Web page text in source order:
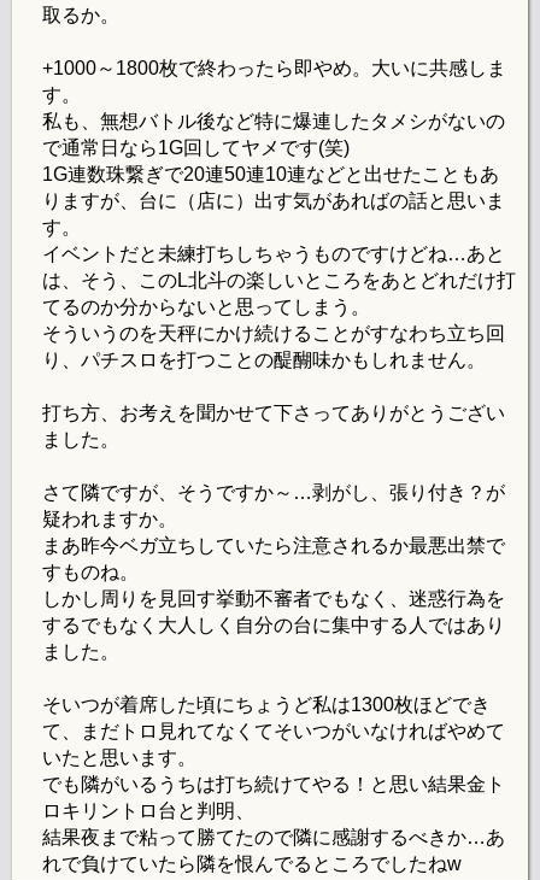
取るか。
+1000～1800枚で終わったら即やめ。大いに共感しま
す。
私も、無想バトル後など特に爆連したタメシがないの
で通常日なら1G回してヤメです(笑)
1G連数珠繋ぎで20連50連10連などと出せたこともあ
りますが、台に（店に）出す気があればの話と思いま
す。
イベントだと未練打ちしちゃうものですけどね…あと
は、そう、このL北斗の楽しいところをあとどれだけ打
てるのか分からないと思ってしまう。
そういうのを天秤にかけ続けることがすなわち立ち回
り、パチスロを打つことの醍醐味かもしれません。
打ち方、お考えを聞かせて下さってありがとうござい
ました。
さて隣ですが、そうですか～…剥がし、張り付き？が
疑われますか。
まあ昨今ベガ立ちしていたら注意されるか最悪出禁で
すものね。
しかし周りを見回す挙動不審者でもなく、迷惑行為を
するでもなく大人しく自分の台に集中する人ではあり
ました。
そいつが着席した頃にちょうど私は1300枚ほどでき
て、まだトロ見れてなくてそいつがいなければやめて
いたと思います。
でも隣がいるうちは打ち続けてやる！と思い結果金ト
ロキリントロ台と判明、
結果夜まで粘って勝てたので隣に感謝するべきか…あ
れで負けていたら隣を恨んでるところでしたねw